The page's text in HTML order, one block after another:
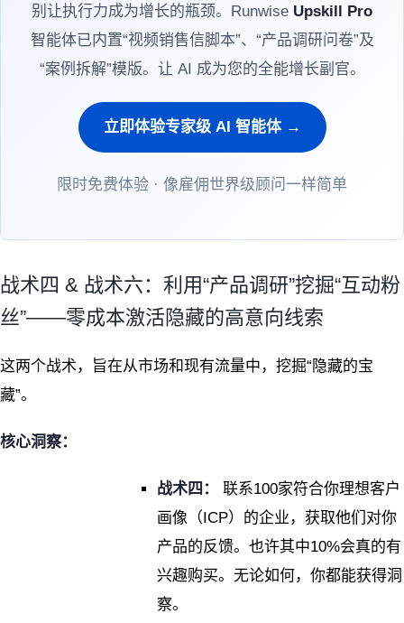
别让执行力成为增长的瓶颈。Runwise Upskill Pro
智能体已内置“视频销售信脚本”、“产品调研问卷”及
“案例拆解”模版。让 AI 成为您的全能增长副官。
立即体验专家级 AI 智能体 →
限时免费体验 · 像雇佣世界级顾问一样简单
战术四 & 战术六：利用“产品调研”挖掘“互动粉
丝”——零成本激活隐藏的高意向线索
这两个战术，旨在从市场和现有流量中，挖掘“隐藏的宝
藏”。
核心洞察：
战术四：
联系100家符合你理想客户
画像（ICP）的企业，获取他们对你
产品的反馈。也许其中10%会真的有
兴趣购买。无论如何，你都能获得洞
察。